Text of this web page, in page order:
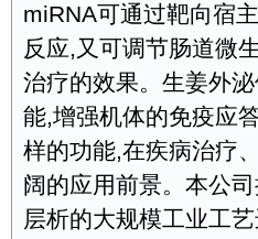
miRNA可通过靶向宿
反应,又可调节肠道微
治疗的效果。生姜外
能,增强机体的免疫应
样的功能,在疾病治疗
阔的应用前景。本公
层析的大规模工业工